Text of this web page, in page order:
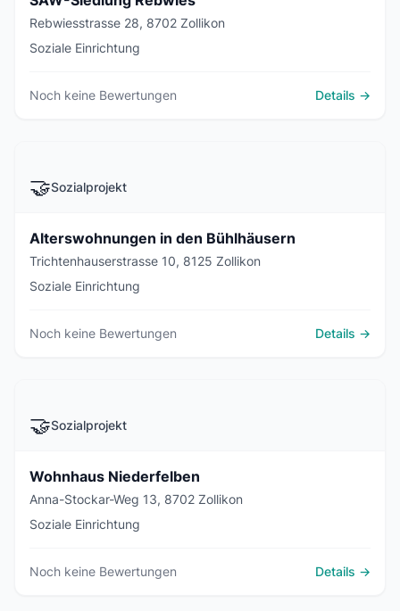
Rebwiesstrasse 28, 8702 Zollikon
Soziale Einrichtung
Noch keine Bewertungen Details →
🤝Sozialprojekt
Alterswohnungen in den Bühlhäusern
Trichtenhauserstrasse 10, 8125 Zollikon
Soziale Einrichtung
Noch keine Bewertungen Details →
🤝Sozialprojekt
Wohnhaus Niederfelben
Anna-Stockar-Weg 13, 8702 Zollikon
Soziale Einrichtung
Noch keine Bewertungen Details →